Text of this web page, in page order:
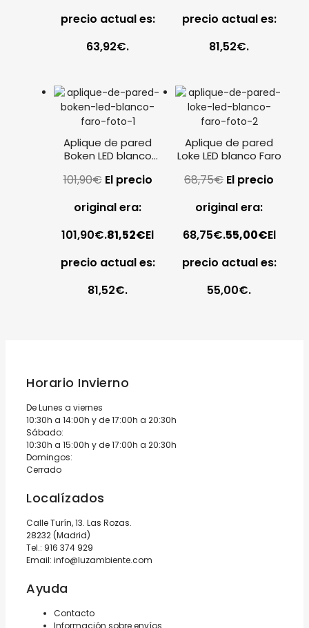
precio actual es:
63,92€.
precio actual es:
81,52€.
Aplique de pared
Boken LED blanco
101,90€ El precio
original era:
101,90€.81,52€El
precio actual es:
81,52€.
Aplique de pared
Loke LED blanco Faro
68,75€ El precio
original era:
68,75€.55,00€El
precio actual es:
55,00€.
Horario Invierno
De Lunes a viernes
10:30h a 14:00h y de 17:00h a 20:30h
Sábado:
10:30h a 15:00h y de 17:00h a 20:30h
Domingos:
Cerrado
Localízados
Calle Turín, 13. Las Rozas.
28232 (Madrid)
Tel.: 916 374 929
Email: info@luzambiente.com
Ayuda
Contacto
Información sobre envíos